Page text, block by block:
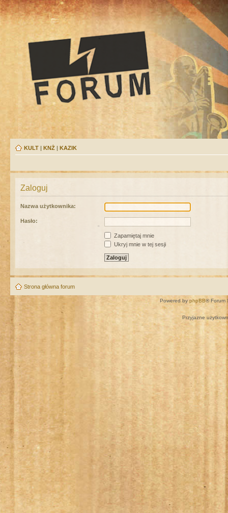
KULT | KNŻ | KAZIK
Zaloguj
Nazwa użytkownika:
Hasło:
Zapamiętaj mnie
Ukryj mnie w tej sesji
Strona główna forum
Powered by phpBB® Forum
Przyjazne